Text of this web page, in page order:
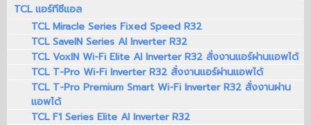
TCL แอร์ทีซีแอล
TCL Miracle Series Fixed Speed R32
TCL SaveIN Series AI Inverter R32
TCL VoxIN Wi-Fi Elite AI Inverter R32 สั่งงานแอร์ผ่านแอพได้
TCL T-Pro Wi-Fi Inverter R32 สั่งงานแอร์ผ่านแอพได้
TCL T-Pro Premium Smart Wi-Fi Inverter R32 สั่งงานผ่าน
แอพได้
TCL F1 Series Elite AI Inverter R32